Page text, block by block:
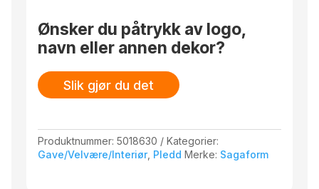
Ønsker du påtrykk av logo,
navn eller annen dekor?
Slik gjør du det
Produktnummer:5018630
Kategorier:
Gave/Velvære/Interiør, Pledd Merke: Sagaform